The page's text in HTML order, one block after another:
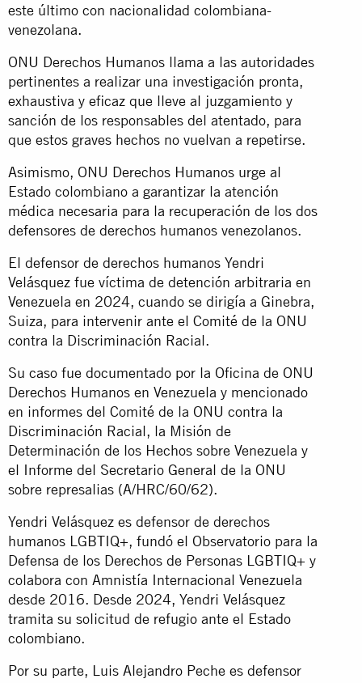
este último con nacionalidad colombiana-
venezolana.
ONU Derechos Humanos llama a las autoridades
pertinentes a realizar una investigación pronta,
exhaustiva y eficaz que lleve al juzgamiento y
sanción de los responsables del atentado, para
que estos graves hechos no vuelvan a repetirse.
Asimismo, ONU Derechos Humanos urge al
Estado colombiano a garantizar la atención
médica necesaria para la recuperación de los dos
defensores de derechos humanos venezolanos.
El defensor de derechos humanos Yendri
Velásquez fue víctima de detención arbitraria en
Venezuela en 2024, cuando se dirigía a Ginebra,
Suiza, para intervenir ante el Comité de la ONU
contra la Discriminación Racial.
Su caso fue documentado por la Oficina de ONU
Derechos Humanos en Venezuela y mencionado
en informes del Comité de la ONU contra la
Discriminación Racial, la Misión de
Determinación de los Hechos sobre Venezuela y
el Informe del Secretario General de la ONU
sobre represalias (A/HRC/60/62).
Yendri Velásquez es defensor de derechos
humanos LGBTIQ+, fundó el Observatorio para la
Defensa de los Derechos de Personas LGBTIQ+ y
colabora con Amnistía Internacional Venezuela
desde 2016. Desde 2024, Yendri Velásquez
tramita su solicitud de refugio ante el Estado
colombiano.
Por su parte, Luis Alejandro Peche es defensor